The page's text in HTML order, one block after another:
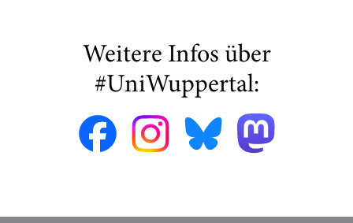
Weitere Infos über
#UniWuppertal: